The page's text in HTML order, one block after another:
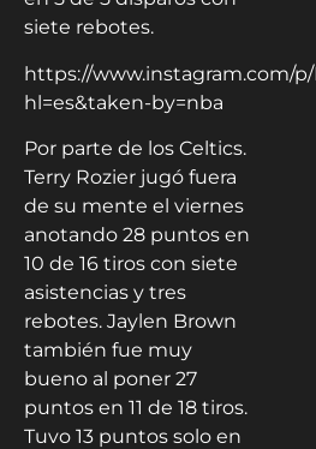
siete rebotes.
https://www.instagram.com/p/
hl=es&taken-by=nba
Por parte de los Celtics.
Terry Rozier jugó fuera
de su mente el viernes
anotando 28 puntos en
10 de 16 tiros con siete
asistencias y tres
rebotes. Jaylen Brown
también fue muy
bueno al poner 27
puntos en 11 de 18 tiros.
Tuvo 13 puntos solo en